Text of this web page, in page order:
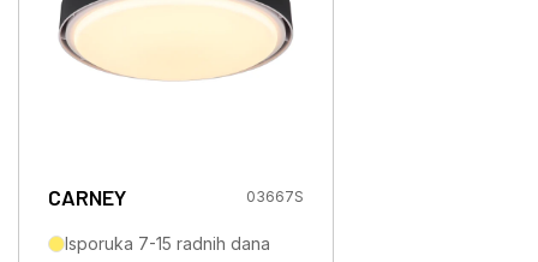
CARNEY 03667S
Isporuka 7-15 radnih dana